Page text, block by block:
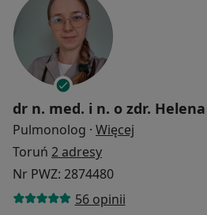
dr n. med. i n. o zdr.
Pulmonolog · Więcej
Toruń 2 adresy
Nr PWZ: 2874480
56 opinii